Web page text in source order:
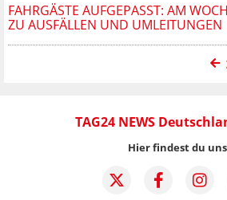
FAHRGÄSTE AUFGEPASST: AM
ZU AUSFÄLLEN UND UMLEITUNGEN
TAG24 NEWS
Hier findest du